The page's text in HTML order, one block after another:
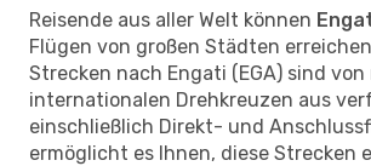
Reisende aus aller Welt können
Flügen von großen Städten
Strecken nach Engati (EGA) sind von
internationalen Drehkreuzen aus
einschließlich Direkt- und
ermöglicht es Ihnen, diese Strecken